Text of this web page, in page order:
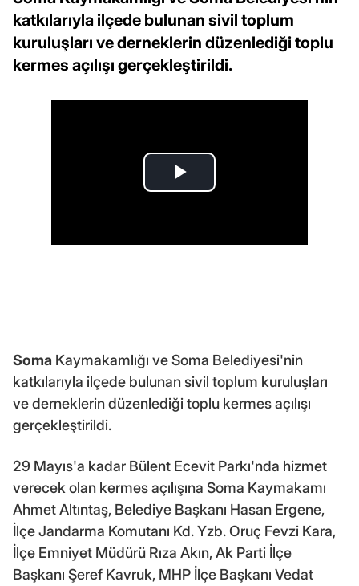
katkılarıyla ilçede bulunan sivil toplum
kuruluşları ve derneklerin düzenlediği toplu
kermes açılışı gerçekleştirildi.
Soma Kaymakamlığı ve Soma Belediyesi'nin
katkılarıyla ilçede bulunan sivil toplum kuruluşları
ve derneklerin düzenlediği toplu kermes açılışı
gerçekleştirildi.
29 Mayıs'a kadar Bülent Ecevit Parkı'nda hizmet
verecek olan kermes açılışına Soma Kaymakamı
Ahmet Altıntaş, Belediye Başkanı Hasan Ergene,
İlçe Jandarma Komutanı Kd. Yzb. Oruç Fevzi Kara,
İlçe Emniyet Müdürü Rıza Akın, Ak Parti İlçe
Başkanı Şeref Kavruk, MHP İlçe Başkanı Vedat